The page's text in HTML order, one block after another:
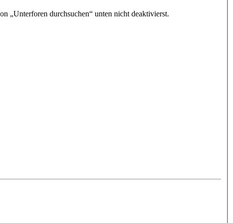
„Unterforen durchsuchen“ unten nicht deaktivierst.